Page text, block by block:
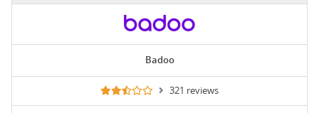
Badoo
321 reviews